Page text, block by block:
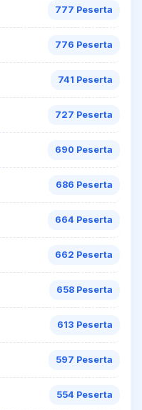
777 Peserta
776 Peserta
741 Peserta
727 Peserta
690 Peserta
686 Peserta
664 Peserta
662 Peserta
658 Peserta
613 Peserta
597 Peserta
554 Peserta